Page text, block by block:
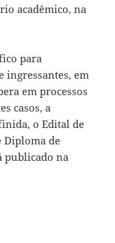
acadêmico, na
para
ingressantes, em
em processos
casos, a
o Edital de
Diploma de
publicado na